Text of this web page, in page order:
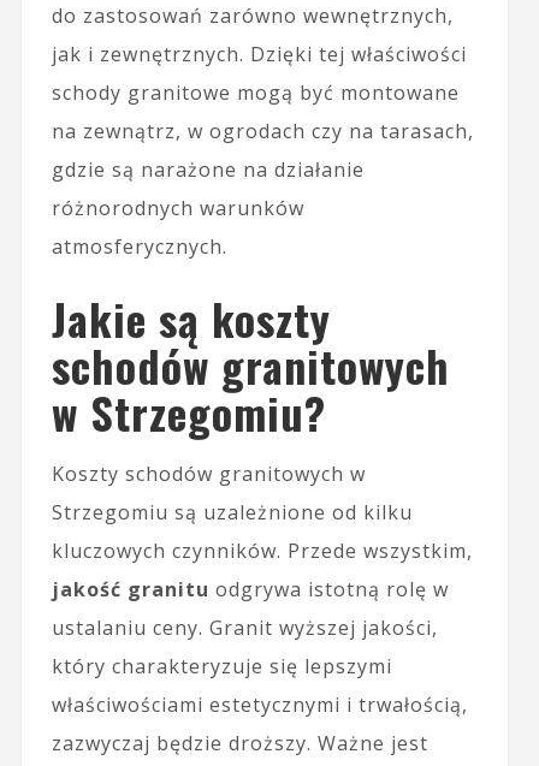
do zastosowań zarówno wewnętrznych,
jak i zewnętrznych. Dzięki tej właściwości
schody granitowe mogą być montowane
na zewnątrz, w ogrodach czy na tarasach,
gdzie są narażone na działanie
różnorodnych warunków
atmosferycznych.
Jakie są koszty
schodów granitowych
w Strzegomiu?
Koszty schodów granitowych w
Strzegomiu są uzależnione od kilku
kluczowych czynników. Przede wszystkim,
jakość granitu odgrywa istotną rolę w
ustalaniu ceny. Granit wyższej jakości,
który charakteryzuje się lepszymi
właściwościami estetycznymi i trwałością,
zazwyczaj będzie droższy. Ważne jest